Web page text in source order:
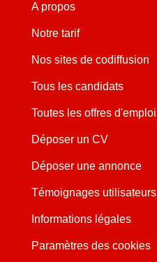
A propos
Notre tarif
Nos sites de codiffusion
Tous les candidats
Toutes les offres d'emploi
Déposer un CV
Déposer une annonce
Témoignages utilisateurs
Informations légales
Paramètres des cookies